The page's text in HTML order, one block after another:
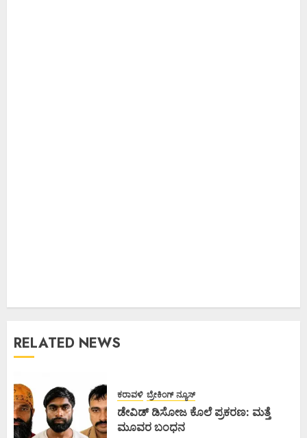
RELATED NEWS
ಕರಾವಳಿ ಬ್ರೇಕಿಂಗ್ ನ್ಯೂಸ್
ಡೇವಿಡ್ ಡಿಸೋಜ ಕೊಲೆ ಪ್ರಕರಣ: ಮತ್ತೆ
ಮೂವರ ಬಂಧನ